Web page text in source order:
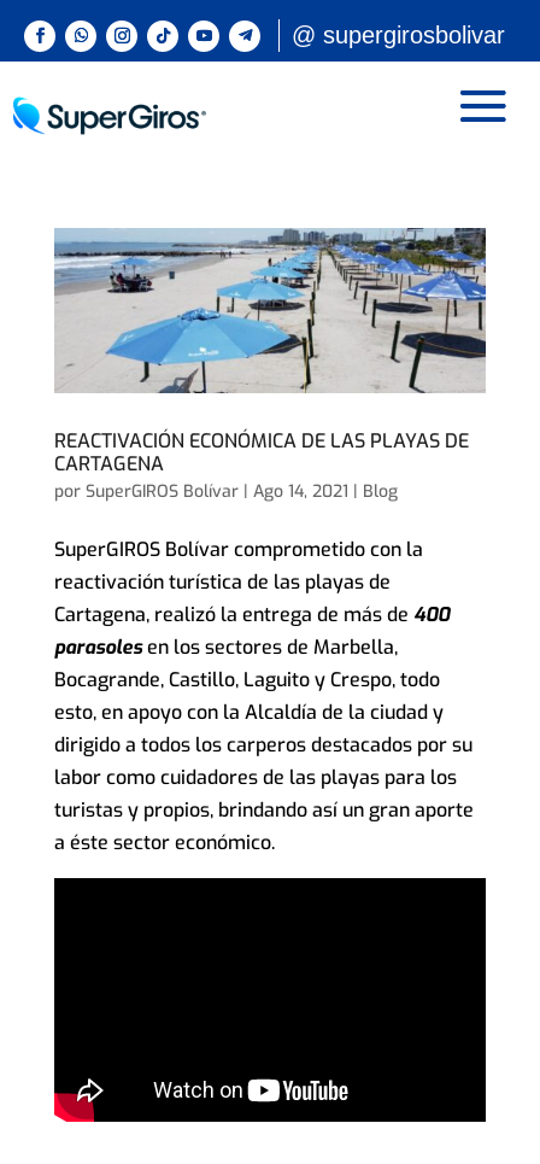
@ supergirosbolivar
REACTIVACIÓN ECONÓMICA DE LAS PLAYAS DE
CARTAGENA
por SuperGIROS Bolívar| Ago 14, 2021 | Blog
SuperGIROS Bolívar comprometido con la
reactivación turística de las playas de
Cartagena, realizó la entrega de más de 400
parasolesen los sectores de Marbella,
Bocagrande, Castillo, Laguito y Crespo, todo
esto, en apoyo con la Alcaldía de la ciudad y
dirigido a todos los carperos destacados por su
labor como cuidadores de las playas para los
turistas y propios, brindando así un gran aporte
a éste sector económico.